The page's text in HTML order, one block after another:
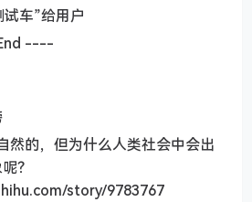
车”给用户
----
然的，但为什么人类社会中会出
？
story/9783767